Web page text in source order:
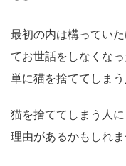
最初の内は構ってい
てお世話をしなくな
単に猫を捨ててしまう
猫を捨ててしまう人
理由があるかもしれま